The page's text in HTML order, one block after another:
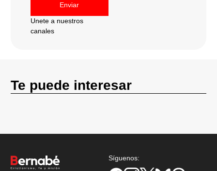
Enviar
Unete a nuestros
canales
Te puede interesar
Síguenos: